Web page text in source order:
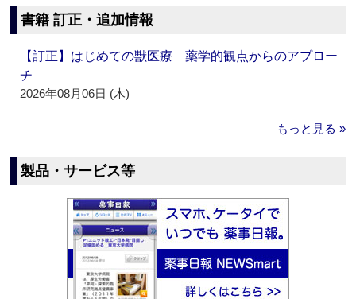
書籍 訂正・追加情報
【訂正】はじめての獣医療 薬学的観点からのアプロー
チ
2026年08月06日 (木)
もっと見る »
製品・サービス等